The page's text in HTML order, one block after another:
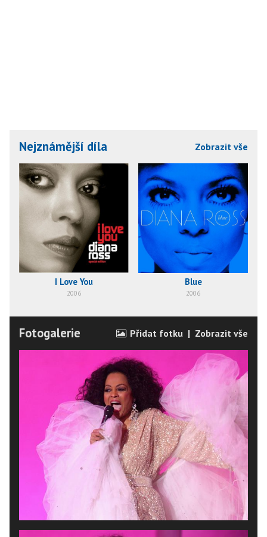
Nejznámější díla Zobrazit vše
I Love You
2006
Blue
2006
Fotogalerie Přidat fotku | Zobrazit vše